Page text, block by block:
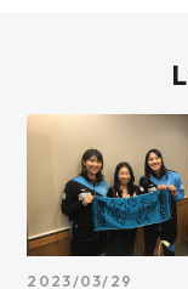
2023/03/29